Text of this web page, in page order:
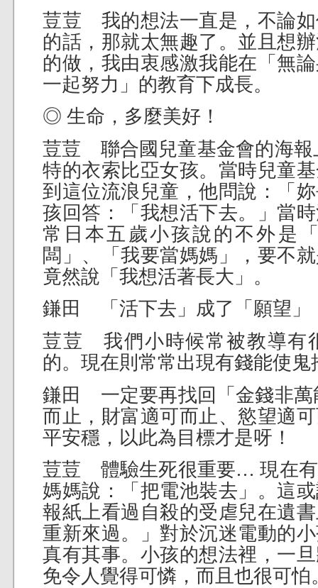
荳荳 我的想法一直是，不論
的話，那就太無趣了。並且想
的做，我由衷感激我能在「無
一起努力」的教育下成長。
◎ 生命，多麼美好！
荳荳 聯合國兒童基金會的海報
特的衣索比亞女孩。當時兒童
到這位流浪兒童，他問說：「
孩回答：「我想活下去。」當
常日本五歲小孩說的不外是
闆」、「我要當媽媽」，要不
竟然說「我想活著長大」。
鎌田 「活下去」成了「願望」
荳荳 我們小時候常被教導有
的。現在則常常出現有錢能使鬼
鎌田 一定要再找回「金錢非
而止，財富適可而止、慾望適
平安穩，以此為目標才是呀！
荳荳 體驗生死很重要… 現在有
媽媽說：「把電池裝去」。這
報紙上看過自殺的受虐兒在遺
重新來過。」對於沉迷電動的
真有其事。小孩的想法裡，一
免令人覺得可憐，而且也很可怕